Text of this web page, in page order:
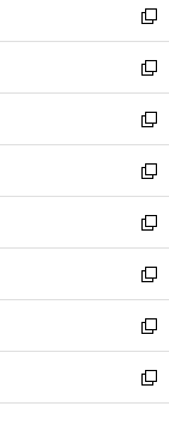
ド
ウ
で
開
く
ィ
ン
ド
ウ
で
開
く
い
ウ
ィ
ン
ド
ウ
で
開
く
新
し
い
ウ
ィ
ン
ド
ウ
で
開
く
新
し
い
ウ
ィ
ン
ド
ウ
で
開
く
新
し
い
ウ
ィ
ン
ド
ウ
で
開
く
新
し
い
ウ
ィ
ン
ド
ウ
で
開
新
し
い
ウ
ィ
ン
ド
ウ
新
し
い
ウ
ィ
ン
新
し
い
ウ
新
し